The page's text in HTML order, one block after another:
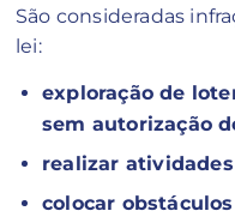
São consideradas
lei:
exploração de
sem autorização
realizar
colocar